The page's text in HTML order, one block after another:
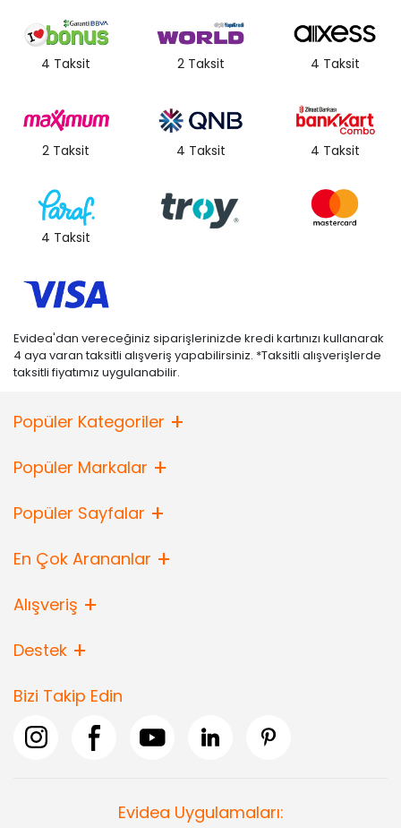
4 Taksit 2 Taksit 4 Taksit
2 Taksit 4 Taksit 4 Taksit
4 Taksit
Evidea'dan vereceğiniz siparişlerinizde kredi kartınızı kullanarak
4 aya varan taksitli alışveriş yapabilirsiniz. *Taksitli alışverişlerde
taksitli fiyatımız uygulanabilir.
Popüler Kategoriler
Popüler Markalar
Popüler Sayfalar
En Çok Arananlar
Alışveriş
Destek
Bizi Takip Edin
Evidea Uygulamaları: